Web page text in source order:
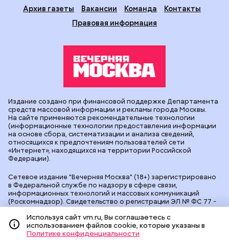
Архив газеты
Вакансии Команда
Контакты
Правовая информация
Сетевое издание "Вечерняя Москва" (18+) зарегистрировано
в Федеральной службе по надзору в сфере связи,
информационных технологий и массовых коммуникаций
(Роскомнадзор). Свидетельство о регистрации ЭЛ № ФС 77 -
90524 от 09.12.2025. Учредитель: АО "Редакция газеты
"Вечерняя Москва". Главный редакторvm.ru: Александр
Геннадьевич Глуходедов. Адрес редакции: 127015, г.Москва,
Бумажный пр-д, д. 14, стр. 2. Телефон:+7(499)557-04-24
Издание создано при финансовой поддержке Департамента
средств массовой информации и рекламы города Москвы.
На сайте применяются рекомендательные технологии
(информационные технологии предоставления информации
на основе сбора, систематизации и анализа сведений,
относящихся к предпочтениям пользователей сети
«Интернет», находящихся на территории Российской
Федерации).
Используя сайт vm.ru, Вы соглашаетесь с
использованием файлов cookie, которые указаны в
Политике конфиденциальности